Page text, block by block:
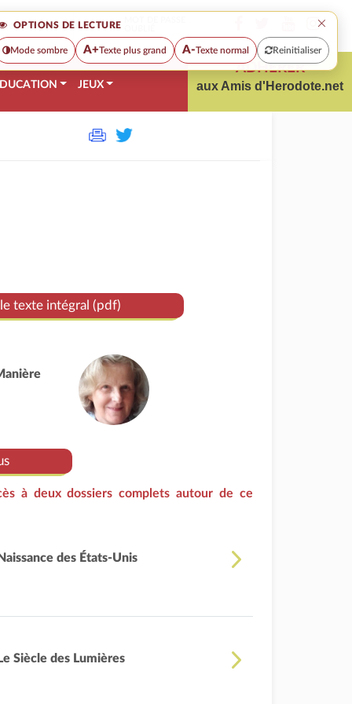
OPTIONS DE LECTURE ×
Mode sombre A+Texte plus grand A-Texte normal Reinitialiser
JEUX
ADHÉRER
aux Amis d'Herodote.net
texte intégral (pdf)
à deux dossiers complets autour de ce
des États-Unis
Siècle des Lumières